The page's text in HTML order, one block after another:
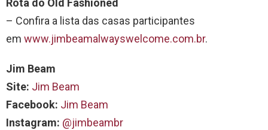
Rota do Old Fashioned
– Confira a lista das casas participantes
em www.jimbeamalwayswelcome.com.br.
Jim Beam
Site: Jim Beam
Facebook: Jim Beam
Instagram: @jimbeambr